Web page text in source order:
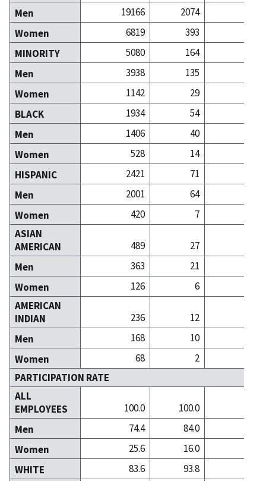
Men
19166 2074
Women
6819 393
MINORITY
5080 164
Men
3938 135
Women
1142 29
BLACK
1934 54
Men
1406 40
Women
528 14
HISPANIC
2421 71
Men
2001 64
Women
420
7
ASIAN
AMERICAN
489 27
Men
363 21
Women
126 6
AMERICAN
INDIAN
236
12
Men
168
10
Women
68
2
PARTICIPATION RATE
ALL
EMPLOYEES
100.0 100.0
Men
74.4 84.0
Women
25.6 16.0
WHITE
83.6 93.8